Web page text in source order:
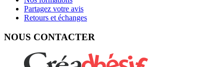
Partagez votre avis
Retours et échanges
NOUS CONTACTER